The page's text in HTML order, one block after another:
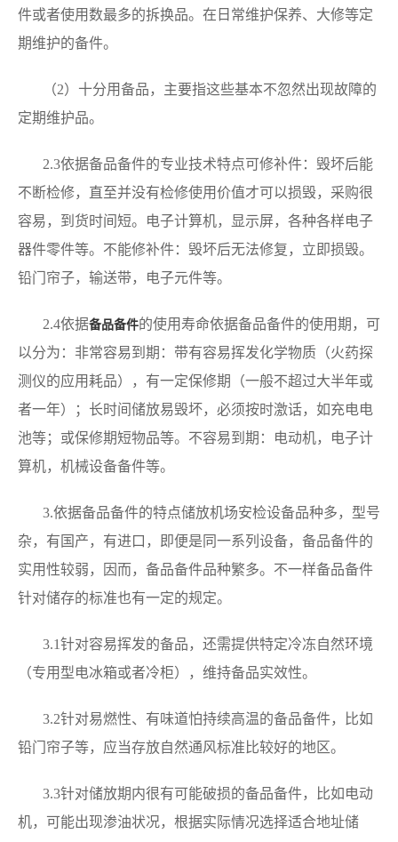
件或者使用数最多的拆换品。在日常维护保养、大修等定
期维护的备件。
（2）十分用备品，主要指这些基本不忽然出现故障的
定期维护品。
2.3依据备品备件的专业技术特点可修补件：毁坏后能
不断检修，直至并没有检修使用价值才可以损毁，采购很
容易，到货时间短。电子计算机，显示屏，各种各样电子
器件零件等。不能修补件：毁坏后无法修复，立即损毁。
铅门帘子，输送带，电子元件等。
2.4依据备品备件的使用寿命依据备品备件的使用期，可
以分为：非常容易到期：带有容易挥发化学物质（火药探
测仪的应用耗品），有一定保修期（一般不超过大半年或
者一年）；长时间储放易毁坏，必须按时激话，如充电电
池等；或保修期短物品等。不容易到期：电动机，电子计
算机，机械设备备件等。
3.依据备品备件的特点储放机场安检设备品种多，型号
杂，有国产，有进口，即便是同一系列设备，备品备件的
实用性较弱，因而，备品备件品种繁多。不一样备品备件
针对储存的标准也有一定的规定。
3.1针对容易挥发的备品，还需提供特定冷冻自然环境
（专用型电冰箱或者冷柜），维持备品实效性。
3.2针对易燃性、有味道怕持续高温的备品备件，比如
铅门帘子等，应当存放自然通风标准比较好的地区。
3.3针对储放期内很有可能破损的备品备件，比如电动
机，可能出现渗油状况，根据实际情况选择适合地址储